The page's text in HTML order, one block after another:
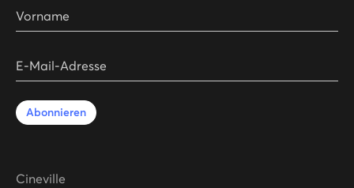
Vorname
E-Mail-Adresse
Abonnieren
Cineville